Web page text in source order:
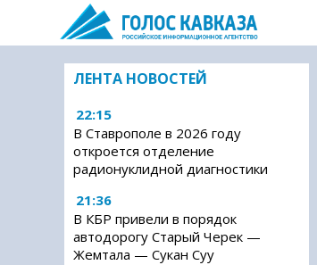
ЛЕНТА НОВОСТЕЙ
22:15
В Ставрополе в 2026 году
откроется отделение
радионуклидной диагностики
21:36
В КБР привели в порядок
автодорогу Старый Черек —
Жемтала — Сукан Суу